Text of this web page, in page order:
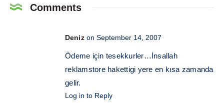
Comments
Deniz on September 14, 2007
Ödeme için tesekkurler…İnsallah
reklamstore hakettigi yere en kısa zamanda
gelir.
Log in to Reply